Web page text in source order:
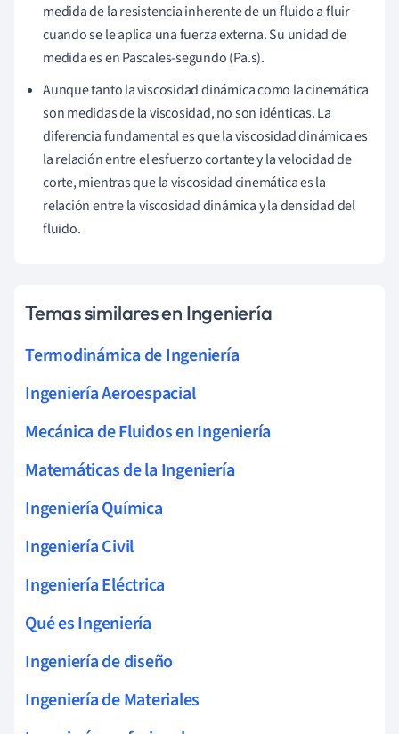
medida de la resistencia inherente de un fluido a fluir
cuando se le aplica una fuerza externa. Su unidad de
medida es en Pascales-segundo (Pa.s).
Aunque tanto la viscosidad dinámica como la cinemática
son medidas de la viscosidad, no son idénticas. La
diferencia fundamental es que la viscosidad dinámica es
la relación entre el esfuerzo cortante y la velocidad de
corte, mientras que la viscosidad cinemática es la
relación entre la viscosidad dinámica y la densidad del
fluido.
Temas similares en Ingeniería
Termodinámica de Ingeniería
Ingeniería Aeroespacial
Mecánica de Fluidos en Ingeniería
Matemáticas de la Ingeniería
Ingeniería Química
Ingeniería Civil
Ingeniería Eléctrica
Qué es Ingeniería
Ingeniería de diseño
Ingeniería de Materiales